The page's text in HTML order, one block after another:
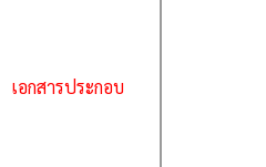
เอกสารประกอบ